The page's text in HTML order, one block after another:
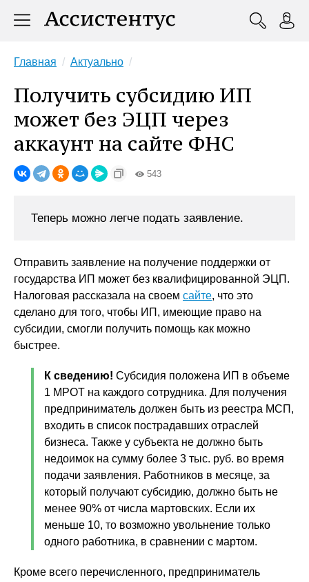
Главная Актуально
Получить субсидию ИП
может без ЭЦП через
аккаунт на сайте ФНС
543
Теперь можно легче подать заявление.
Отправить заявление на получение поддержки от
государства ИП может без квалифицированной ЭЦП.
Налоговая рассказала на своем сайте, что это
сделано для того, чтобы ИП, имеющие право на
субсидии, смогли получить помощь как можно
быстрее.
К сведению! Субсидия положена ИП в объеме
1 МРОТ на каждого сотрудника. Для получения
предприниматель должен быть из реестра МСП,
входить в список пострадавших отраслей
бизнеса. Также у субъекта не должно быть
недоимок на сумму более 3 тыс. руб. во время
подачи заявления. Работников в месяце, за
который получают субсидию, должно быть не
менее 90% от числа мартовских. Если их
меньше 10, то возможно увольнение только
одного работника, в сравнении с мартом.
Кроме всего перечисленного, предприниматель